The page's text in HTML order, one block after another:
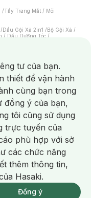
Phí 2H.
tặng 100K)
/Tẩy Trang Mắt / Môi
/Dầu Gội Xả 2in1 /Bộ Gội Xả /
/ Dầu Dưỡng Tóc /
Thơm Toàn Thân
Hơi/Nước Rửa Tay
Chải Điện/
Nước Súc Miệng
Sinh/Dưỡng Vùng Kín/
Bọt Cạo Râu Dao Cạo Râu/
Hóa / Da Mụn/
/ Tàn Nhang/
Rửa Mặt/Máy Chăm Sóc Da
tư của bạn.
thiết để vận hành
cùng bạn trong
đồng ý của bạn,
tôi cũng sử dụng
trực tuyến của
phù hợp với sở
các chức năng
thêm thông tin,
Hasaki.
Đồng ý